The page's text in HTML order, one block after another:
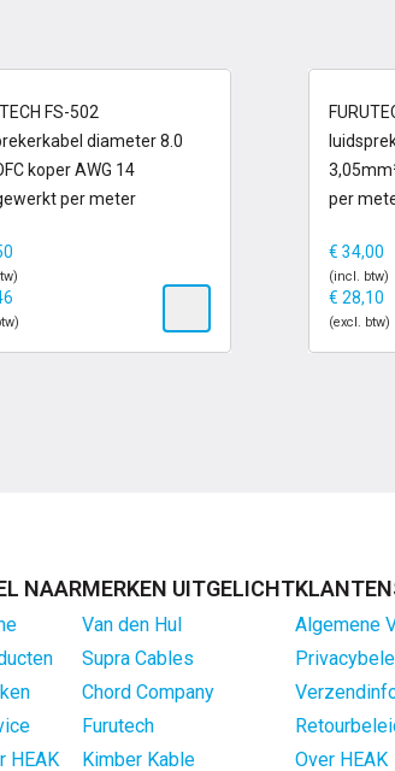
FS-502
diameter 8.0
koper AWG 14
per meter
op
per
€ 34,00
(incl. btw)
€ 28,10
(excl. btw)
NAAR
HEAK
MERKEN UITGELICHT
Van den Hul
Supra Cables
Chord Company
Furutech
Kimber Kable
Algemene
Over HEAK